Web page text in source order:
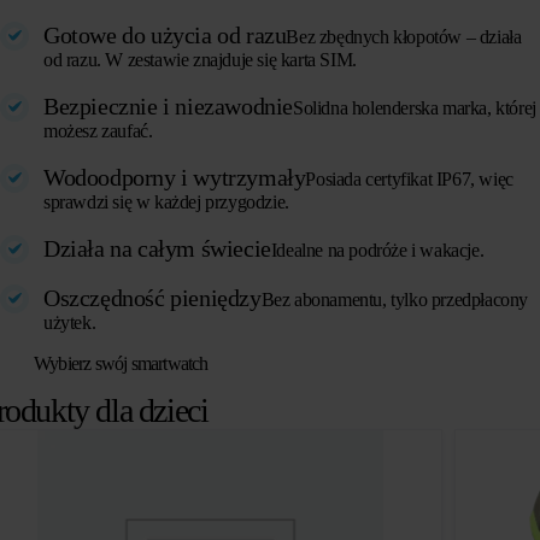
Gotowe do użycia od razuBez zbędnych kłopotów – działa
od razu. W zestawie znajduje się karta SIM.
Bezpiecznie i niezawodnieSolidna holenderska marka, której
możesz zaufać.
Wodoodporny i wytrzymałyPosiada certyfikat IP67, więc
sprawdzi się w każdej przygodzie.
Działa na całym świecieIdealne na podróże i wakacje.
Oszczędność pieniędzyBez abonamentu, tylko przedpłacony
użytek.
Wybierz swój smartwatch
dla dzieci